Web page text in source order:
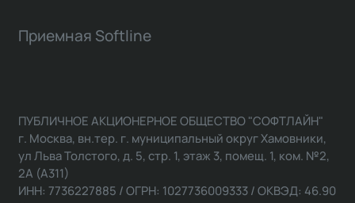
Приемная Softline
ПУБЛИЧНОЕ АКЦИОНЕРНОЕ ОБЩЕСТВО "СОФТЛАЙН"
г. Москва, вн.тер. г. муниципальный округ Хамовники,
ул Льва Толстого, д. 5, стр. 1, этаж 3, помещ. 1, ком. №2,
2А (А311)
ИНН: 7736227885 / ОГРН: 1027736009333 / ОКВЭД: 46.90